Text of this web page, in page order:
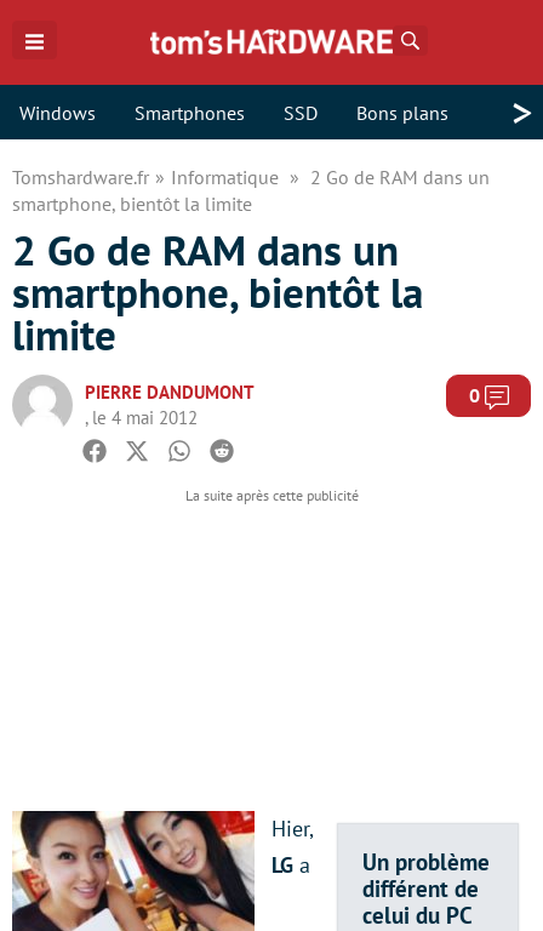
Windows Smartphones SSD Bons plans >
Tomshardware.fr Informatique
2 Go de RAM dans un
smartphone, bientôt la limite
2 Go de RAM dans un
smartphone, bientôt la
limite
PIERRE DANDUMONT
, le 4 mai 2012
0
Facebook
TwitterWhatsapp
Reddit
Un problème
différent de
celui du PC
Hier,
LG a